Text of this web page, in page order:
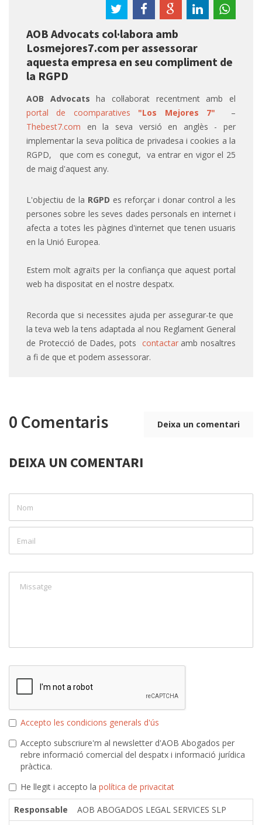
AOB Advocats col·labora amb
Losmejores7.com per assessorar
aquesta empresa en seu compliment de
la RGPD
AOB Advocats ha col·laborat recentment amb el
portal de coomparatives "Los Mejores 7" –
Thebest7.com en la seva versió en anglès - per
implementar la seva política de privadesa i cookies a la
RGPD, que com es conegut, va entrar en vigor el 25
de maig d'aquest any.
L'objectiu de la RGPD es reforçar i donar control a les
persones sobre les seves dades personals en internet i
afecta a totes les pàgines d'internet que tenen usuaris
en la Unió Europea.
Estem molt agraïts per la confiança que aquest portal
web ha dispositat en el nostre despatx.
Recorda que si necessites ajuda per assegurar-te que
la teva web la tens adaptada al nou Reglament General
de Protecció de Dades, pots contactaramb nosaltres
a fi de que et podem assessorar.
0 Comentaris Deixa un comentari
DEIXA UN COMENTARI
Accepto les condicions generals d'ús
Accepto subscriure'm al newsletter d'AOB Abogados per
rebre informació comercial del despatx i informació jurídica
pràctica.
He llegit i accepto la política de privacitat
Responsable
AOB ABOGADOS LEGAL SERVICES SLP